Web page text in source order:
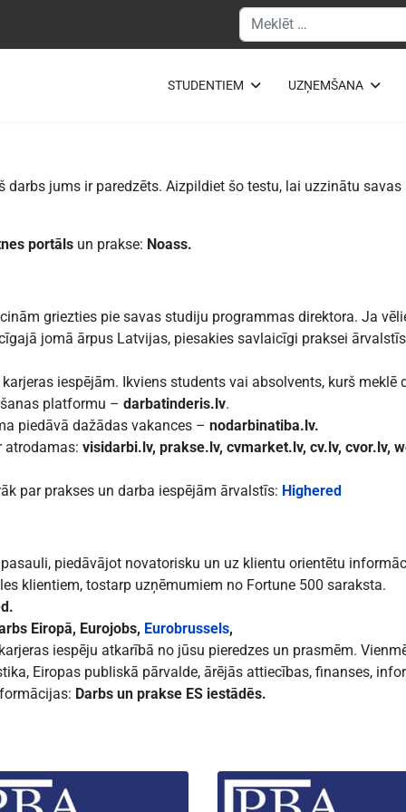
Meklēšanas forma
STUDENTIEM UZŅEMŠANA
darbs jums ir paredzēts. Aizpildiet šo testu, lai uzzinātu
portāls un prakse: Noass.
griezties pie savas studiju programmas direktora. Ja
jomā ārpus Latvijas, piesakies savlaicīgi praksei
iespējām. Ikviens students vai absolvents, kurš meklē
platformu – darbatinderis.lv.
piedāvā dažādas vakances – nodarbinatiba.lv.
atrodamas: visidarbi.lv, prakse.lv, cvmarket.lv, cv.lv, cvor.lv,
par prakses un darba iespējām ārvalstīs: Highered
piedāvājot novatorisku un uz klientu orientētu
klientiem, tostarp uzņēmumiem no Fortune 500 saraksta.
.
Eiropā, Eurojobs, Eurobrussels,
iespēju atkarībā no jūsu pieredzes un prasmēm.
Eiropas publiskā pārvalde, ārējās attiecības, finanses,
Darbs un prakse ES iestādēs.